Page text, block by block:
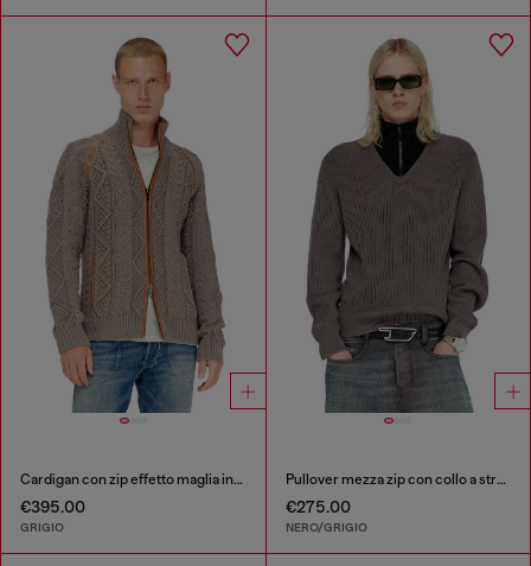
Cardigan con zip effetto maglia intrecciata
€395.00
GRIGIO
Pullover mezza zip con collo a strati
€275.00
NERO/GRIGIO